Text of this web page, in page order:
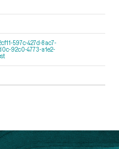
597c-427d-8ac7-
92c0-4773-a1e2-